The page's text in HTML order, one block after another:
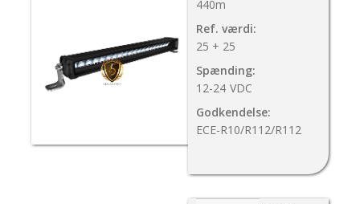
440m
Ref. værdi:
25 + 25
Spænding:
12-24 VDC
Godkendelse:
ECE-R10/R112/R112